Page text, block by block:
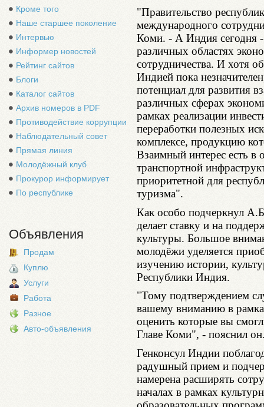
Кроме того
Наше старшее поколение
Интервью
Информер новостей
Рейтинг сайтов
Блоги
Каталог сайтов
Архив номеров в PDF
Противодействие коррупции
Наблюдательный совет
Прямая линия
Молодёжный клуб
Прокурор информирует
По республике
Объявления
Продам
Куплю
Услуги
Работа
Разное
Авто-объявления
"Правительство
международного
Коми. - А Индия сегодня -
различных областях
сотрудничества. И хотя
Индией пока
потенциал для развития
различных сферах
рамках реализации
переработки полезных
комплексе, продукцию
Взаимный интерес есть в
транспортной
приоритетной для
туризма".
Как особо подчеркнул
делает ставку и на
культуры. Большое
молодёжи уделяется
изучению истории,
Республики Индия.
"Тому подтверждением
вашему вниманию в
оценить которые вы
Главе Коми", - пояснил
Генконсул Индии
радушный прием и
намерена расширять
началах в рамках